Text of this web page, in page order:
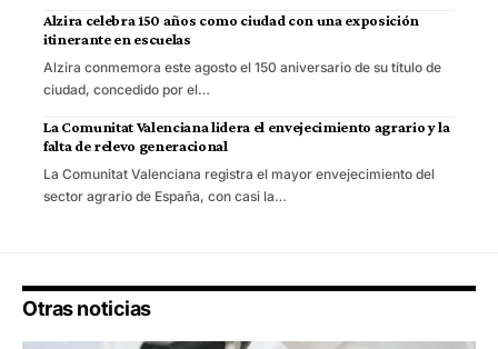
Alzira celebra 150 años como ciudad con una exposición
itinerante en escuelas
Alzira conmemora este agosto el 150 aniversario de su título de
ciudad, concedido por el…
La Comunitat Valenciana lidera el envejecimiento agrario y la
falta de relevo generacional
La Comunitat Valenciana registra el mayor envejecimiento del
sector agrario de España, con casi la…
Otras noticias